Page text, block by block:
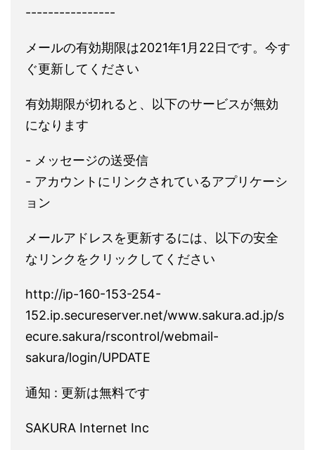
----------------
メールの有効期限は2021年1月22日です。今す
ぐ更新してください
有効期限が切れると、以下のサービスが無効
になります
- メッセージの送受信
- アカウントにリンクされているアプリケーシ
ョン
メールアドレスを更新するには、以下の安全
なリンクをクリックしてください
http://ip-160-153-254-
152.ip.secureserver.net/www.sakura.ad.jp/s
ecure.sakura/rscontrol/webmail-
sakura/login/UPDATE
通知 : 更新は無料です
SAKURA Internet Inc